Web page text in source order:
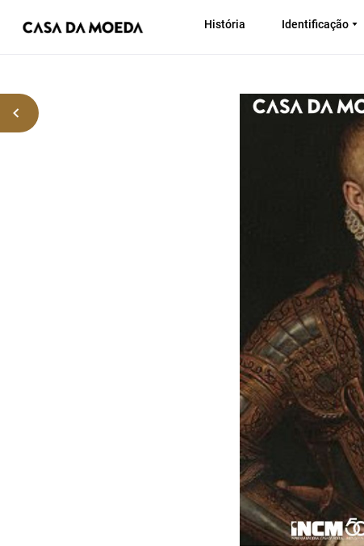
História Identificação
Voltar atrás